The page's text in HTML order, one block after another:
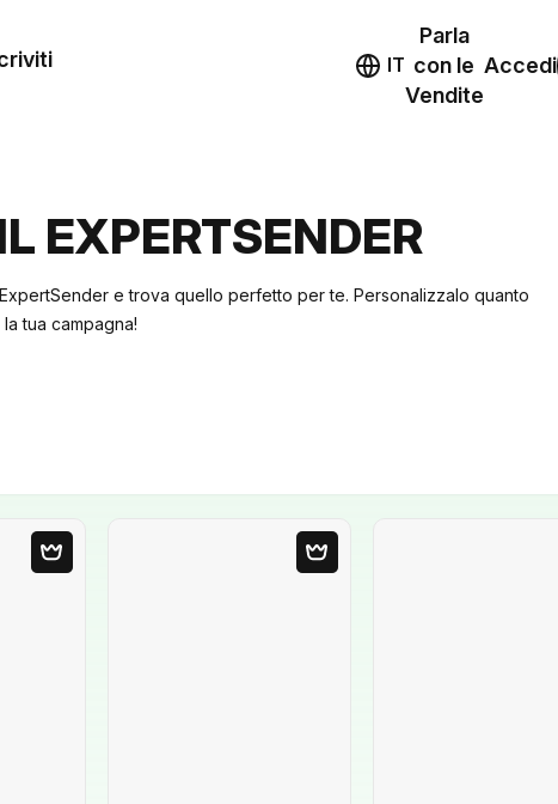
IT
Parla
con le
Vendite
Accedi
EXPERTSENDER
e trova quello perfetto per te. Personalizzalo quanto
tua campagna!